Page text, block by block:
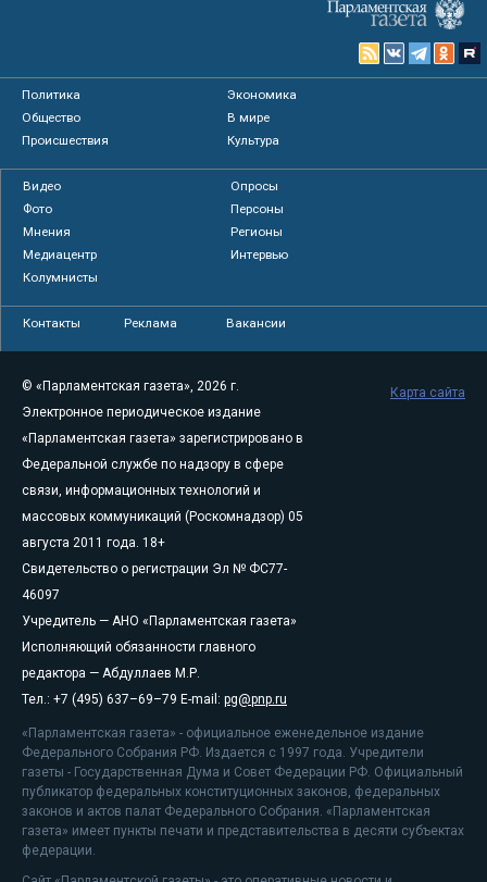
Политика
Экономика
Общество
В мире
Происшествия
Культура
Видео
Опросы
Фото
Персоны
Мнения
Регионы
Медиацентр
Интервью
Колумнисты
Контакты Реклама Вакансии
© «Парламентская газета», 2026 г.
Электронное периодическое издание
«Парламентская газета» зарегистрировано в
Федеральной службе по надзору в сфере
связи, информационных технологий и
массовых коммуникаций (Роскомнадзор) 05
августа 2011 года. 18+
Свидетельство о регистрации Эл № ФС77-
46097
Учредитель — АНО «Парламентская газета»
Исполняющий обязанности главного
редактора — Абдуллаев М.Р.
Тел.: +7 (495) 637–69–79 E-mail: pg@pnp.ru
«Парламентская газета» - официальное еженедельное издание
Федерального Собрания РФ. Издается с 1997 года. Учредители
газеты - Государственная Дума и Совет Федерации РФ. Официальный
публикатор федеральных конституционных законов, федеральных
законов и актов палат Федерального Собрания. «Парламентская
газета» имеет пункты печати и представительства в десяти субъектах
федерации.
Карта сайта